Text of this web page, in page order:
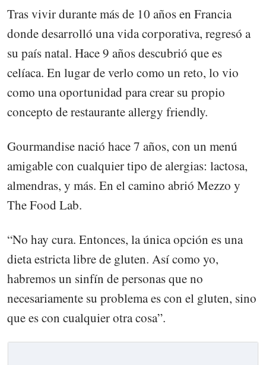
Tras vivir durante más de 10 años en Francia
donde desarrolló una vida corporativa, regresó a
su país natal. Hace 9 años descubrió que es
celíaca. En lugar de verlo como un reto, lo vio
como una oportunidad para crear su propio
concepto de restaurante allergy friendly.
Gourmandise nació hace 7 años, con un menú
amigable con cualquier tipo de alergias: lactosa,
almendras, y más. En el camino abrió Mezzo y
The Food Lab.
“No hay cura. Entonces, la única opción es una
dieta estricta libre de gluten. Así como yo,
habremos un sinfín de personas que no
necesariamente su problema es con el gluten, sino
que es con cualquier otra cosa”.